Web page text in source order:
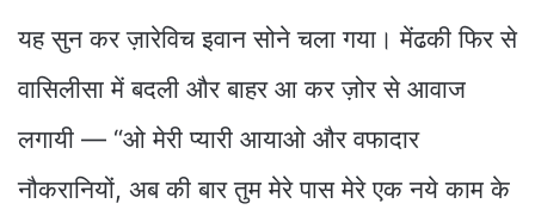
यह सुन कर ज़ारेविच इवान सोने चला गया। मेंढकी फिर से
वासिलीसा में बदली और बाहर आ कर ज़ोर से आवाज
लगायी — “ओ मेरी प्यारी आयाओ और वफादार
नौकरानियों, अब की बार तुम मेरे पास मेरे एक नये काम के